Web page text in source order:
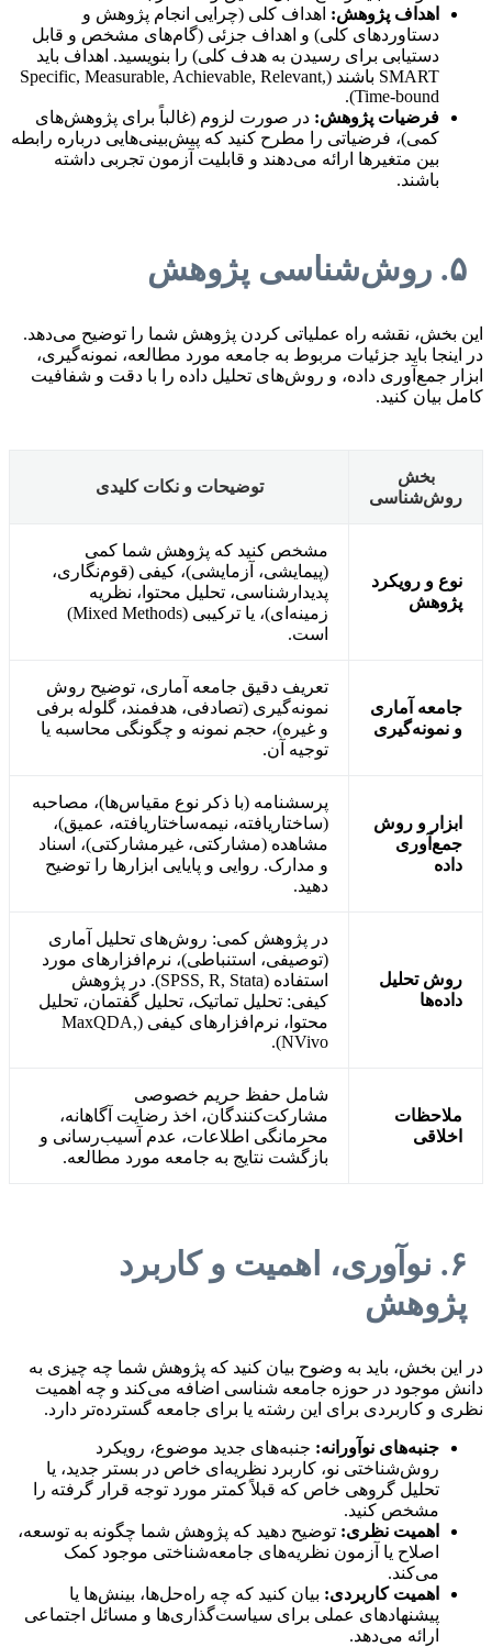
اهداف پژوهش: اهداف کلی (چرایی انجام پژوهش و
دستاوردهای کلی) و اهداف جزئی (گام‌های مشخص و قابل
دستیابی برای رسیدن به هدف کلی) را بنویسید. اهداف باید
SMART باشند (Specific, Measurable, Achievable, Relevant,
Time-bound).
فرضیات پژوهش: در صورت لزوم (غالباً برای پژوهش‌های
کمی)، فرضیاتی را مطرح کنید که پیش‌بینی‌هایی درباره رابطه
بین متغیرها ارائه می‌دهند و قابلیت آزمون تجربی داشته
باشند.
۵. روش‌شناسی پژوهش
این بخش، نقشه راه عملیاتی کردن پژوهش شما را توضیح می‌دهد.
در اینجا باید جزئیات مربوط به جامعه مورد مطالعه، نمونه‌گیری،
ابزار جمع‌آوری داده، و روش‌های تحلیل داده را با دقت و شفافیت
کامل بیان کنید.
بخش
روش‌شناسی
توضیحات و نکات کلیدی
نوع و رویکرد
پژوهش
مشخص کنید که پژوهش شما کمی
(پیمایشی، آزمایشی)، کیفی (قوم‌نگاری،
پدیدارشناسی، تحلیل محتوا، نظریه
زمینه‌ای)، یا ترکیبی (Mixed Methods)
است.
جامعه آماری
و نمونه‌گیری
تعریف دقیق جامعه آماری، توضیح روش
نمونه‌گیری (تصادفی، هدفمند، گلوله برفی
و غیره)، حجم نمونه و چگونگی محاسبه یا
توجیه آن.
ابزار و روش
جمع‌آوری
داده
پرسشنامه (با ذکر نوع مقیاس‌ها)، مصاحبه
(ساختاریافته، نیمه‌ساختاریافته، عمیق)،
مشاهده (مشارکتی، غیرمشارکتی)، اسناد
و مدارک. روایی و پایایی ابزارها را توضیح
دهید.
روش تحلیل
داده‌ها
در پژوهش کمی: روش‌های تحلیل آماری
(توصیفی، استنباطی)، نرم‌افزارهای مورد
استفاده (SPSS, R, Stata). در پژوهش
کیفی: تحلیل تماتیک، تحلیل گفتمان، تحلیل
محتوا، نرم‌افزارهای کیفی (MaxQDA,
NVivo).
ملاحظات
اخلاقی
شامل حفظ حریم خصوصی
مشارکت‌کنندگان، اخذ رضایت آگاهانه،
محرمانگی اطلاعات، عدم آسیب‌رسانی و
بازگشت نتایج به جامعه مورد مطالعه.
۶. نوآوری، اهمیت و کاربرد
پژوهش
در این بخش، باید به وضوح بیان کنید که پژوهش شما چه چیزی به
دانش موجود در حوزه جامعه شناسی اضافه می‌کند و چه اهمیت
نظری و کاربردی برای این رشته یا برای جامعه گسترده‌تر دارد.
جنبه‌های نوآورانه: جنبه‌های جدید موضوع، رویکرد
روش‌شناختی نو، کاربرد نظریه‌ای خاص در بستر جدید، یا
تحلیل گروهی خاص که قبلاً کمتر مورد توجه قرار گرفته را
مشخص کنید.
اهمیت نظری: توضیح دهید که پژوهش شما چگونه به توسعه،
اصلاح یا آزمون نظریه‌های جامعه‌شناختی موجود کمک
می‌کند.
اهمیت کاربردی: بیان کنید که چه راه‌حل‌ها، بینش‌ها یا
پیشنهادهای عملی برای سیاست‌گذاری‌ها و مسائل اجتماعی
ارائه می‌دهد.